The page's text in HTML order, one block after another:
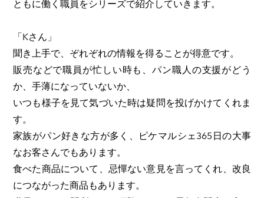
​ともに働く職員をシリーズで紹介していきます。
「Kさん」
聞き上手で、ぞれぞれの情報を得ることが得意です。
販売などで職員が忙しい時も、パン職人の支援がどう
か、手薄になっていないか、
いつも様子を見て気づいた時は疑問を投げかけてくれま
す。
家族がパン好きな方が多く、ピケマルシェ365 日の大事
なお客さんでもあります。
食べた商品について、忌憚ない意見を言ってくれ、改良
につながった商品もあります。